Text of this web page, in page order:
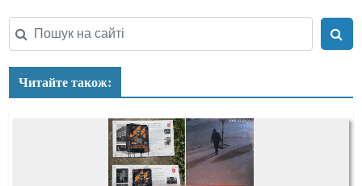
Читайте також: